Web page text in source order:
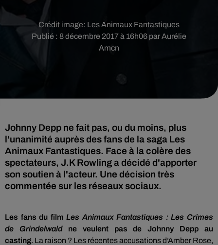
Publié : 8 décembre 2017 à 16h06 par Aurélie
Amcn
Crédit image: Les Animaux Fantastiques
Johnny Depp ne fait pas, ou du moins, plus
l'unanimité auprès des fans de la saga Les
Animaux Fantastiques. Face à la colère des
spectateurs, J.K Rowling a décidé d'apporter
son soutien à l'acteur. Une décision très
commentée sur les réseaux sociaux.
Les fans du filmLes Animaux Fantastiques : Les Crimes
de Grindelwaldne veulent pas de Johnny Depp au
casting. La raison ? Les récentes accusations d’Amber Rose,